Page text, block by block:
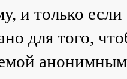
и только
для того,